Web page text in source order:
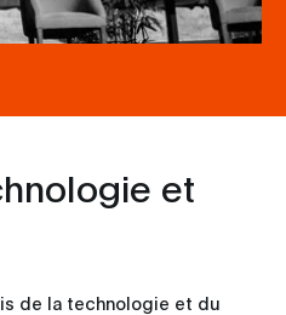
et
de la technologie et du